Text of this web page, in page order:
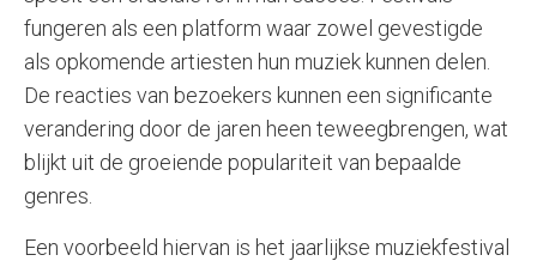
fungeren als een platform waar zowel gevestigde
als opkomende artiesten hun muziek kunnen delen.
De reacties van bezoekers kunnen een significante
verandering door de jaren heen teweegbrengen, wat
blijkt uit de groeiende populariteit van bepaalde
genres.
Een voorbeeld hiervan is het jaarlijkse muziekfestival